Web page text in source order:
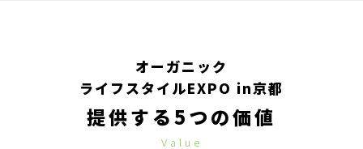
オーガニック
ライフスタイルEXPO in京都
提供する5つの価値
Value